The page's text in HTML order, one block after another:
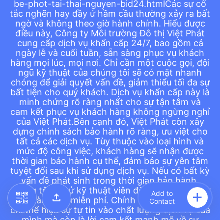
bảo sự yên tâm tuyệt đối sau khi sử dụng dịch vụ. Nếu có bất kỳ
vấn đề phát sinh trong thời gian bảo hành, chúng tôi sẽ cử kỹ
thuật viên đến kiểm tra và xử lý hoàn toàn miễn phí. Chính sách
này không chỉ thể hiện sự tự tin vào chất lượng dịch vụ của mình
mà còn là lời cam kết mạnh mẽ về sự đồng hành lâu dài với khách
hàng, củng cố vị thế là đơn vị hàng đầu trong lĩnh vực Hút Hầm
Cầu bể phốt thông cống nghẹt thông tắc bồn cầu nạo vét cống.4.
Các Dấu Hiệu Nhận Biết Cần Dịch Vụ Thông Tắc Cống Tại Nhà và
Giải Pháp Phòng NgừaViệc nhận biết sớm các dấu hiệu tắc nghẽn
và áp dụng các biện pháp phòng ngừa là chìa khóa để tránh
những phiền toái lớn và tiết kiệm chi phí sửa chữa. Công ty Môi
trường Đô thị Việt Phát luôn khuyến khích khách hàng chủ động
trong việc bảo trì hệ thống thoát nước của mình.Website:
https://hutbephotvietphat.vn/https-hutbephotvietphat-vn/thong-
tac-cong-tai-thai-nguyen-bid47.html.Phone:
0972999373.Address: HR8F+3GX, Phường Đ. 3 Tháng 2, Tân
Lập, Thành phố Thái Nguyên, Thái Nguyên, Việt Nam.
be-phot-tai-thai-nguyen-bid24.htmlCác sự cố
tắc nghẽn hay đầy ứ hầm cầu thường xảy ra bất
ngờ và không theo giờ hành chính. Hiểu được
điều này, Công ty Môi trường Đô thị Việt Phát
cung cấp dịch vụ khẩn cấp 24/7, bao gồm cả
ngày lễ và cuối tuần, sẵn sàng phục vụ khách
hàng mọi lúc, mọi nơi. Chỉ cần một cuộc gọi, đội
ngũ kỹ thuật của chúng tôi sẽ có mặt nhanh
chóng để giải quyết vấn đề, giảm thiểu tối đa sự
bất tiện cho quý khách. Dịch vụ khẩn cấp này là
minh chứng rõ ràng nhất cho sự tận tâm và
cam kết phục vụ khách hàng không ngừng nghỉ
của Việt Phát.Bên cạnh đó, Việt Phát còn xây
dựng chính sách bảo hành rõ ràng, ưu việt cho
tất cả các dịch vụ. Tùy thuộc vào loại hình và
mức độ công việc, khách hàng sẽ nhận được
thời gian bảo hành cụ thể, đảm bảo sự yên tâm
tuyệt đối sau khi sử dụng dịch vụ. Nếu có bất kỳ
vấn đề phát sinh trong thời gian bảo hành,
chúng tôi sẽ cử kỹ thuật viên đến kiểm tra và xử
lý hoàn toàn miễn phí. Chính sách này không
chỉ thể hiện sự tự tin vào chất lượng dịch vụ của
Add to
Contact